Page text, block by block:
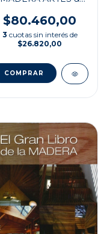
$80.460,00
3 cuotas sin interés de
$26.820,00